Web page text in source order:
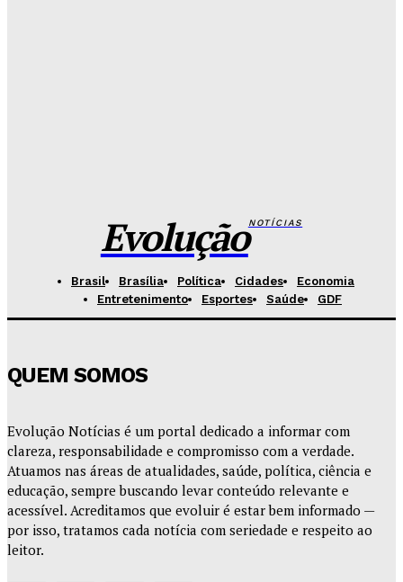
EvoluçãoNOTÍCIAS
Brasil Brasília Política Cidades
Economia
Entretenimento
Esportes Saúde GDF
QUEM SOMOS
Evolução Notícias é um portal dedicado a informar com
clareza, responsabilidade e compromisso com a verdade.
Atuamos nas áreas de atualidades, saúde, política, ciência e
educação, sempre buscando levar conteúdo relevante e
acessível. Acreditamos que evoluir é estar bem informado —
por isso, tratamos cada notícia com seriedade e respeito ao
leitor.